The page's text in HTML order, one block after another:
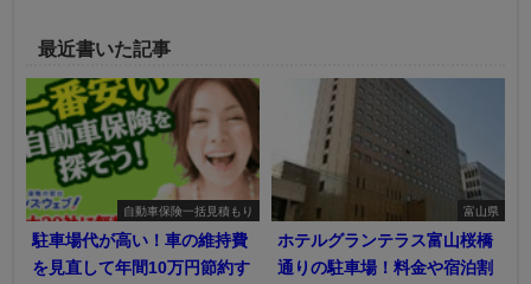
最近書いた記事
自動車保険一括見積もり
駐車場代が高い！車の維持費
を見直して年間10万円節約す
富山県
ホテルグランテラス富山桜橋
通りの駐車場！料金や宿泊割